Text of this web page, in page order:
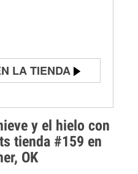
y el hielo con
tienda #159 en
OK
LA TIENDA
y
"Check Engine"